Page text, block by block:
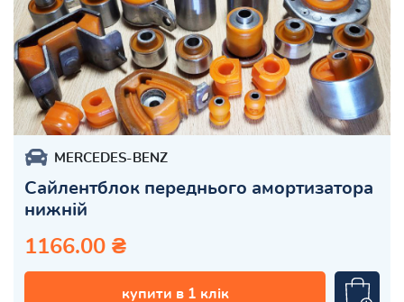
MERCEDES-BENZ
Сайлентблок переднього амортизатора
нижній
1166.00 ₴
купити в 1 клік